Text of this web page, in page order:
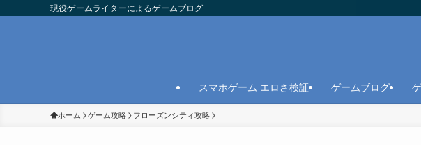
現役ゲームライターによるゲームブログ
スマホゲーム エロさ検証 ゲームブログ
ホーム ゲーム攻略 フローズンシティ攻略